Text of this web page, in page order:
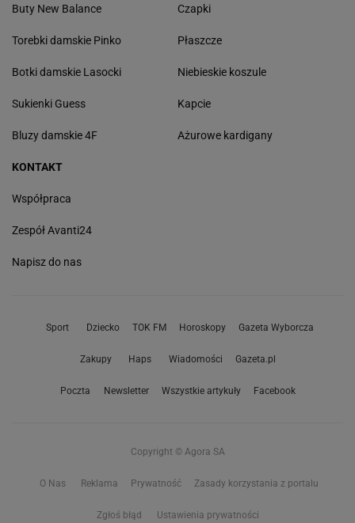
Buty New Balance
Torebki damskie Pinko
Botki damskie Lasocki
Sukienki Guess
Bluzy damskie 4F
Czapki
Płaszcze
Niebieskie koszule
Kapcie
Ażurowe kardigany
KONTAKT
Współpraca
Zespół Avanti24
Napisz do nas
Sport Dziecko TOK FM Horoskopy Gazeta Wyborcza
Zakupy Haps Wiadomości Gazeta.pl
Poczta Newsletter Wszystkie artykuły Facebook
Copyright © Agora SA
O Nas Reklama Prywatność Zasady korzystania z portalu
Zgłoś błąd Ustawienia prywatności